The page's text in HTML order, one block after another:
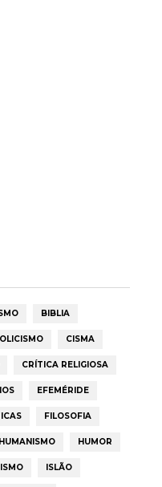
BIBLIA
CISMA
CRÍTICA RELIGIOSA
EFEMÉRIDE
FILOSOFIA
HUMANISMO HUMOR
ISLÃO